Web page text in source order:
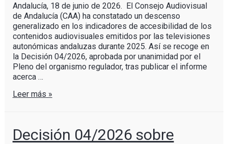
Andalucía, 18 de junio de 2026. El Consejo Audiovisual
de Andalucía (CAA) ha constatado un descenso
generalizado en los indicadores de accesibilidad de los
contenidos audiovisuales emitidos por las televisiones
autonómicas andaluzas durante 2025. Así se recoge en
la Decisión 04/2026, aprobada por unanimidad por el
Pleno del organismo regulador, tras publicar el informe
acerca …
Leer más »
Decisión 04/2026 sobre